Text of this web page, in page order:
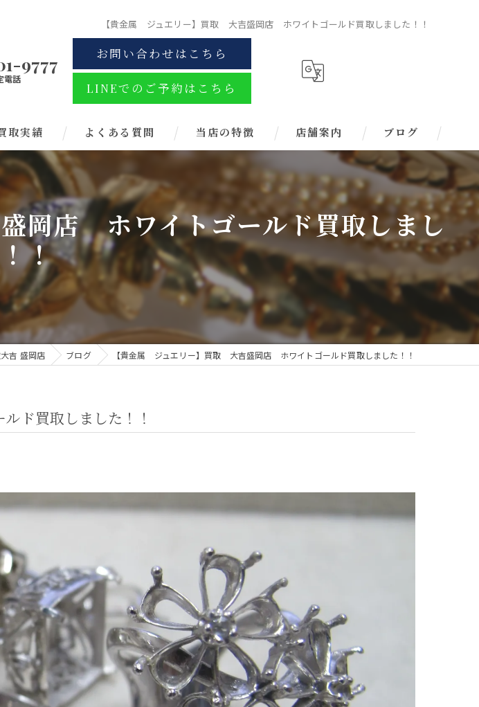
【貴金属 ジュエリー】買取 大吉盛岡店 ホワイトゴールド買取しました！！
9777
電話
お問い合わせはこちら
LINEでのご予約はこちら
取実績 よくある質問 当店の特徴
ブランド
金券
時計
店舗案内 ブログ
岡店 ホワイトゴールド買取しまし
！
吉 盛岡店 ブログ 【貴金属 ジュエリー】買取 大吉盛岡店 ホワイトゴールド買取しました！！
ド買取しました！！